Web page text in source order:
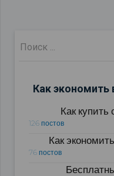
Как экономить
Как купить
126 постов
Как
76 постов